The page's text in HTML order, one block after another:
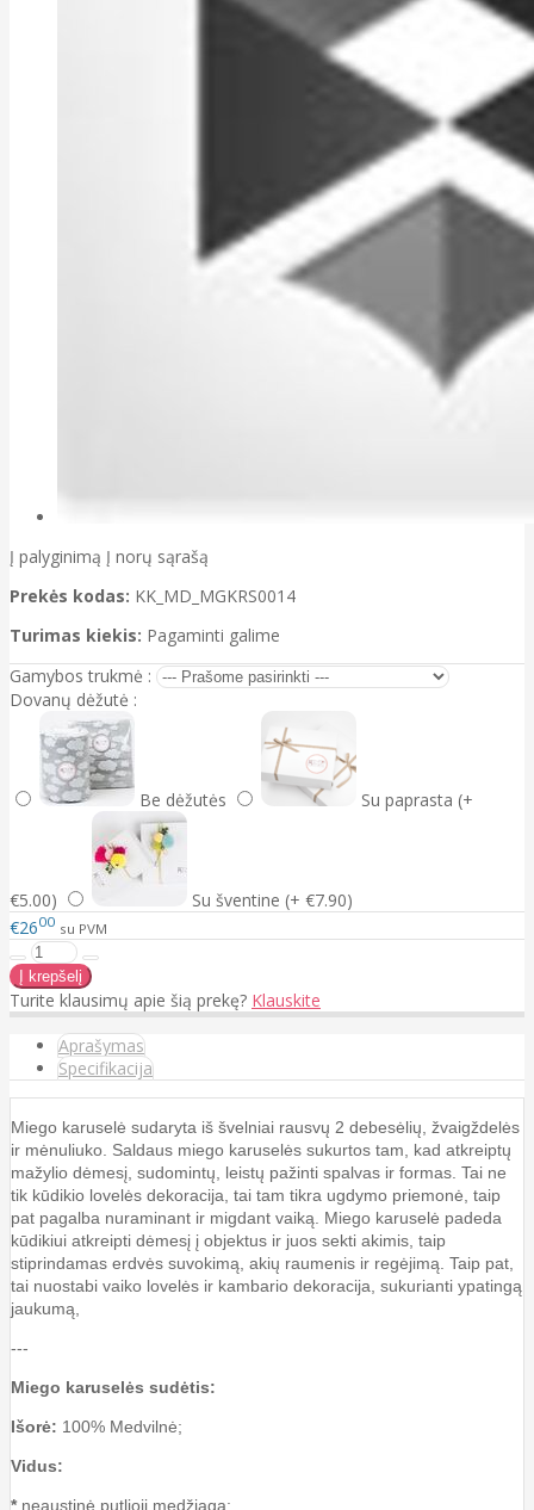
Į palyginimą Į norų sąrašą
Prekės kodas: KK_MD_MGKRS0014
Turimas kiekis: Pagaminti galime
Gamybos trukmė :
Dovanų dėžutė :
Be dėžutės Su paprasta (+
€5.00)
Su šventine (+ €7.90)
€2600 su PVM
Turite klausimų apie šią prekę? Klauskite
Aprašymas
Specifikacija
Miego karuselė sudaryta iš švelniai rausvų 2 debesėlių, žvaigždelės
ir mėnuliuko. Saldaus miego karuselės sukurtos tam, kad atkreiptų
mažylio dėmesį, sudomintų, leistų pažinti spalvas ir formas. Tai ne
tik kūdikio lovelės dekoracija, tai tam tikra ugdymo priemonė, taip
pat pagalba nuraminant ir migdant vaiką. Miego karuselė padeda
kūdikiui atkreipti dėmesį į objektus ir juos sekti akimis, taip
stiprindamas erdvės suvokimą, akių raumenis ir regėjimą. Taip pat,
tai nuostabi vaiko lovelės ir kambario dekoracija, sukurianti ypatingą
jaukumą,
---
Miego karuselės sudėtis:
Išorė: 100% Medvilnė;
Vidus:
*neaustinė putlioji medžiaga;